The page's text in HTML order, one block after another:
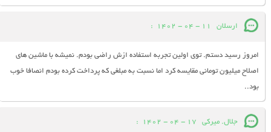
ارسلان 11 - 04 - 1402
:
امروز رسید دستم. توی اولین تجربه استفاده ازش راضی بودم. نمیشه با ماشین های
اصلاح میلیون تومانی مقایسه کرد اما نسبت به مبلغی که پرداخت کرده بودم انصافا خوب
بود..
جلال. میرکی 17 - 04 - 1402
: